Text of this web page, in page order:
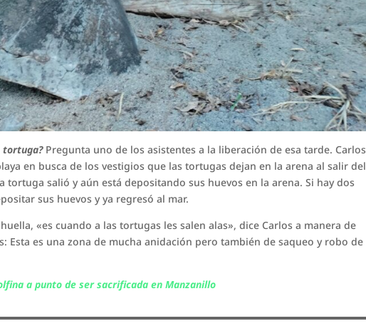
tortuga?Pregunta uno de los asistentes a la liberación de esa tarde. Carlos
en busca de los vestigios que las tortugas dejan en la arena al salir del
tortuga salió y aún está depositando sus huevos en la arena. Si hay dos
sus huevos y ya regresó al mar.
«es cuando a las tortugas les salen alas», dice Carlos a manera de
Esta es una zona de mucha anidación pero también de saqueo y robo de
a punto de ser sacrificada en Manzanillo